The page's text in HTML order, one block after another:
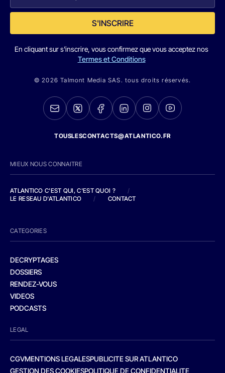
S'INSCRIRE
En cliquant sur s'inscrire, vous confirmez que vous acceptez nos
Termes et Conditions
© 2026 Talmont Media SAS. tous droits réservés.
TOUSLESCONTACTS@ATLANTICO.FR
MIEUX NOUS CONNAITRE
ATLANTICO C'EST QUI, C'EST QUOI ?
/
LE RESEAU D'ATLANTICO
/ CONTACT
CATEGORIES
DECRYPTAGES
DOSSIERS
RENDEZ-VOUS
VIDEOS
PODCASTS
LEGAL
CGVMENTIONS LEGALESPUBLICITE SUR ATLANTICO
GESTION DES COOKIESPOLITIQUE DE CONFIDENTIALITE